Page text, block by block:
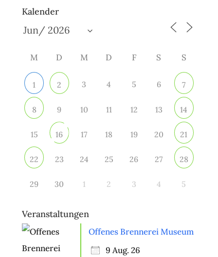
Kalender
M D M D F S S
1 2 3 4 5 6 7
8 9 10 11 12 13 14
15 16 17 18 19 20 21
22 23 24 25 26 27 28
29 30 1 2 3 4 5
Veranstaltungen
Offenes Brennerei Museum
9 Aug. 26